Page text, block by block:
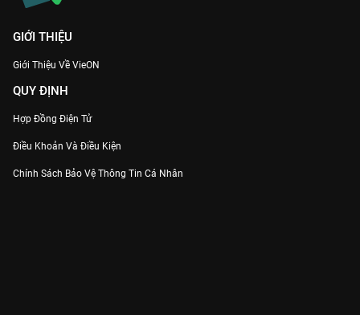
GIỚI THIỆU
Giới Thiệu Về VieON
QUY ĐỊNH
Hợp Đồng Điện Tử
Điều Khoản Và Điều Kiện
Chính Sách Bảo Vệ Thông Tin Cá Nhân